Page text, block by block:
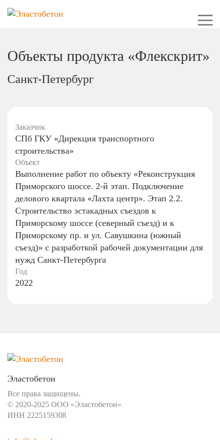
Объекты продукта «Флекскрит»
Санкт-Петербург
Заказчик
СПб ГКУ «Дирекция транспортного
строительства»
Объект
Выполнение работ по объекту «Реконструкция
Приморского шоссе. 2-й этап. Подключение
делового квартала «Лахта центр». Этап 2.2.
Строительство эстакадных съездов к
Приморскому шоссе (северный съезд) и к
Приморскому пр. и ул. Савушкина (южный
съезд)» с разработкой рабочей документации для
нужд Санкт-Петербурга
Год
2022
Эластобетон
Все права защищены.
© 2020-2025 ООО «Эластобетон»
ИНН 2225159308